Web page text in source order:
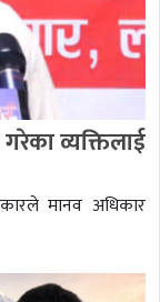
व्यक्तिलाई
मानव अधिकार